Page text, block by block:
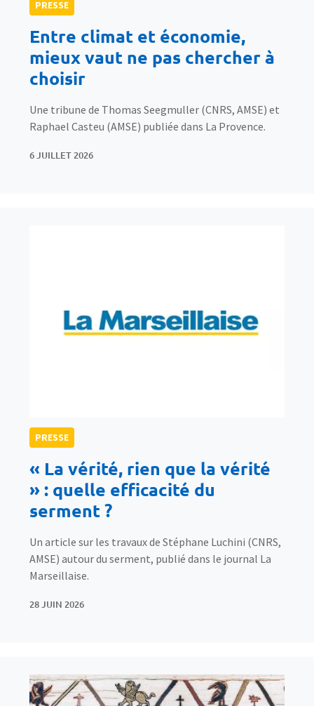
PRESSE
Entre climat et économie,
mieux vaut ne pas chercher à
choisir
Une tribune de Thomas Seegmuller (CNRS, AMSE) et
Raphael Casteu (AMSE) publiée dans La Provence.
6 JUILLET 2026
PRESSE
« La vérité, rien que la vérité
» : quelle efficacité du
serment ?
Un article sur les travaux de Stéphane Luchini (CNRS,
AMSE) autour du serment, publié dans le journal La
Marseillaise.
28 JUIN 2026